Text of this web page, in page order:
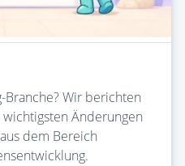
Wir berichten
Änderungen
dem Bereich